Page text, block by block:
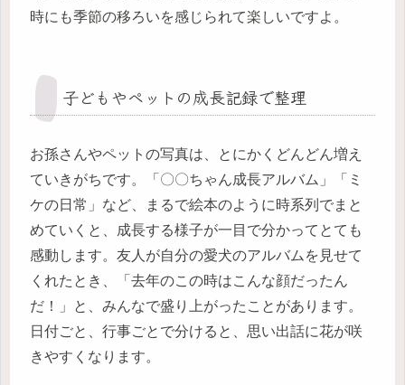
時にも季節の移ろいを感じられて楽しいですよ。
子どもやペットの成長記録で整理
お孫さんやペットの写真は、とにかくどんどん増え
ていきがちです。「〇〇ちゃん成長アルバム」「ミ
ケの日常」など、まるで絵本のように時系列でまと
めていくと、成長する様子が一目で分かってとても
感動します。友人が自分の愛犬のアルバムを見せて
くれたとき、「去年のこの時はこんな顔だったん
だ！」と、みんなで盛り上がったことがあります。
日付ごと、行事ごとで分けると、思い出話に花が咲
きやすくなります。